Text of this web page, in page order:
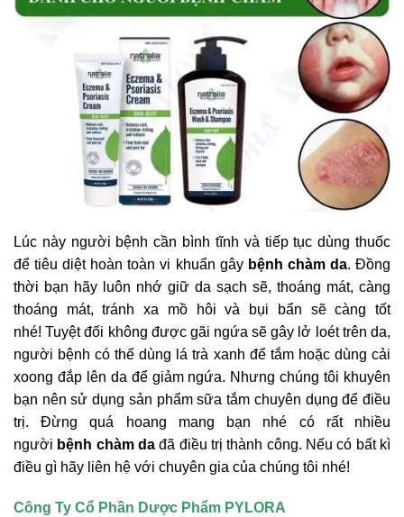
Lúc này người bệnh cần bình tĩnh và tiếp tục dùng thuốc
để tiêu diệt hoàn toàn vi khuẩn gây bệnh chàm da. Đồng
thời bạn hãy luôn nhớ giữ da sạch sẽ, thoáng mát, càng
thoáng mát, tránh xa mồ hôi và bụi bẩn sẽ càng tốt
nhé! Tuyệt đối không được gãi ngứa sẽ gây lở loét trên da,
người bệnh có thể dùng lá trà xanh để tắm hoặc dùng cải
xoong đắp lên da để giảm ngứa. Nhưng chúng tôi khuyên
bạn nên sử dụng sản phẩm sữa tắm chuyên dụng để điều
trị. Đừng quá hoang mang bạn nhé có rất nhiều
người bệnh chàm da đã điều trị thành công. Nếu có bất kì
điều gì hãy liên hệ với chuyên gia của chúng tôi nhé!
Công Ty Cổ Phần Dược Phẩm PYLORA